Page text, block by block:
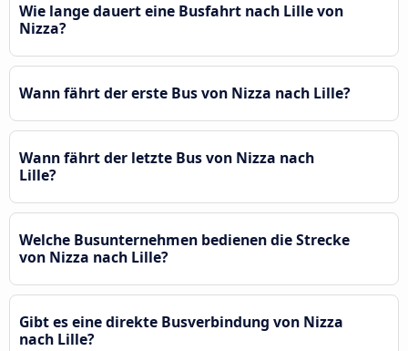
Wie lange dauert eine Busfahrt nach Lille von
Nizza?
Wann fährt der erste Bus von Nizza nach Lille?
Wann fährt der letzte Bus von Nizza nach
Lille?
Welche Busunternehmen bedienen die Strecke
von Nizza nach Lille?
Gibt es eine direkte Busverbindung von Nizza
nach Lille?